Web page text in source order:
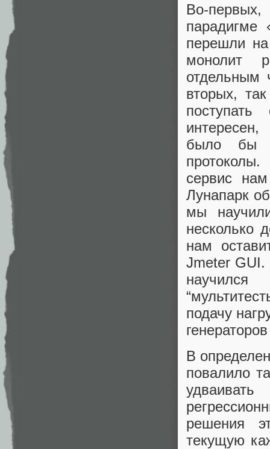
Во-первых,
парадигме
перешли
монолит
отдельным
вторых,
было бы
сервис
Лунапарк
мы
несколько
нам
Jmeter
подачу
В
повалило
решения
текущую